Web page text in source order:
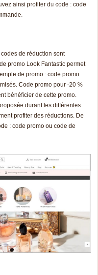
ainsi profiter du code : code
de réduction sont
promo Look Fantastic permet
de promo : code promo
Code promo pour -20 %
bénéficier de cette promo.
durant les différentes
profiter des réductions. De
: code promo ou code de